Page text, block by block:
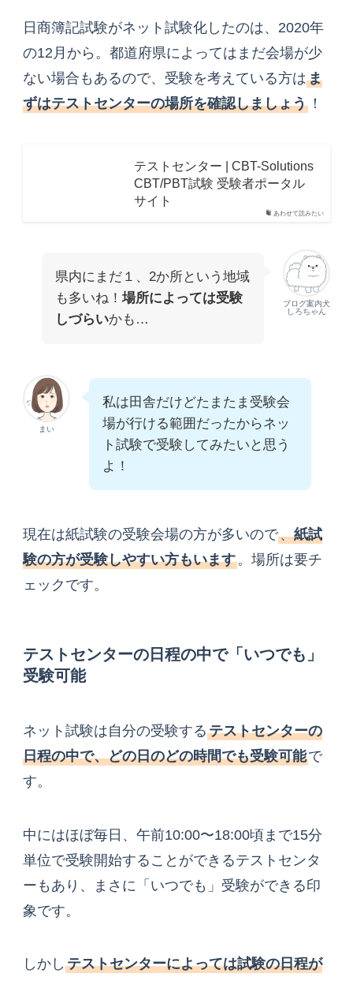
日商簿記試験がネット試験化したのは、2020年
の12月から。都道府県によってはまだ会場が少
ない場合もあるので、受験を考えている方はま
ずはテストセンターの場所を確認しましょう ！
あわせて読みたい
テストセンター | CBT-Solutions
CBT/PBT試験 受験者ポータル
サイト
ブログ案内犬
しろちゃん
県内にまだ１、2か所という地域
も多いね！場所によっては受験
しづらいかも…
まい
私は田舎だけどたまたま受験会
場が行ける範囲だったからネッ
ト試験で受験してみたいと思う
よ！
現在は紙試験の受験会場の方が多いので、紙試
験の方が受験しやすい方もいます。場所は要チ
ェックです。
テストセンターの日程の中で「いつでも」
受験可能
ネット試験は自分の受験するテストセンターの
日程の中で、どの日のどの時間でも受験可能で
す。
中にはほぼ毎日、午前10:00〜18:00頃まで15分
単位で受験開始することができるテストセンタ
ーもあり、まさに「いつでも」受験ができる印
象です。
しかしテストセンターによっては試験の日程が